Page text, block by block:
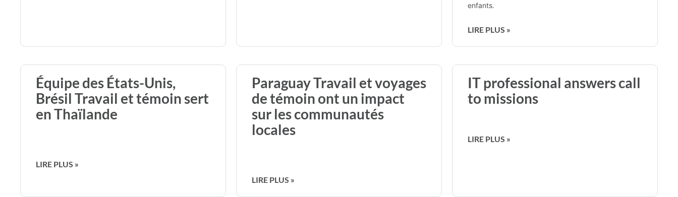
enfants.
LIRE PLUS »
Équipe des États-Unis,
Brésil Travail et témoin sert
en Thaïlande
LIRE PLUS »
Paraguay Travail et voyages
de témoin ont un impact
sur les communautés
locales
LIRE PLUS »
IT professional answers call
to missions
LIRE PLUS »